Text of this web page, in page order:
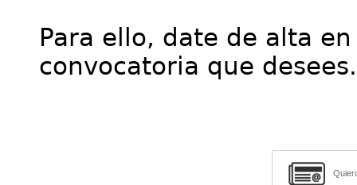
Para ello, date de alta
convocatoria que desees.